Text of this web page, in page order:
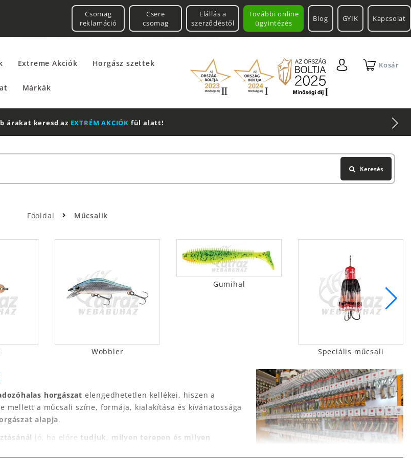
További online
ügyintézés
Csomag
reklamáció
Csere
csomag
Elállás a
szerződéstől
Blog GYIK Kapcsolat
Extreme Akciók Horgász szettek
Márkák
Kosár
Aero Technium +LeathermanMultitool
Keresés
Főoldal Műcsalik
Wobbler
Gumihal
Speciális műcsali
horgászat elengedhetetlen kellékei, hiszen a
mellett a műcsali színe, formája, kialakítása és kívánatossága
alapja.
jó, ha előre tudjuk
milyen terepen és milyen